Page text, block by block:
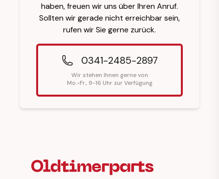
haben, freuen wir uns über Ihren Anruf.
Sollten wir gerade nicht erreichbar sein,
rufen wir Sie gerne zurück.
0341-2485-2897
Wir stehen Ihnen gerne von
Mo.-Fr., 9-16 Uhr zur Verfügung